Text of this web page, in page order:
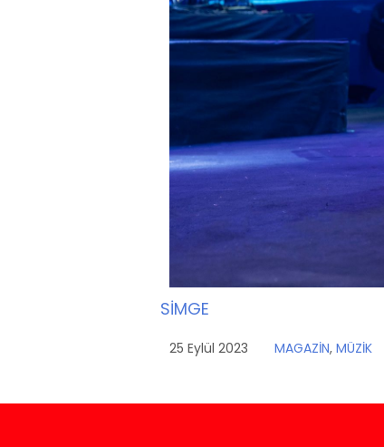
SİMGE
25 Eylül 2023 MAGAZİN, MÜZİK